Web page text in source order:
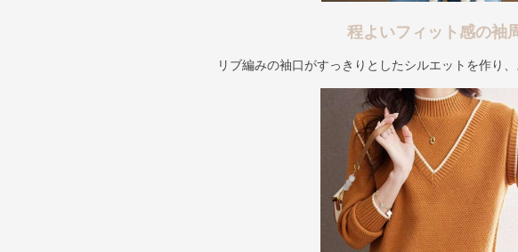
程よいフィット感の袖
リブ編みの袖口がすっきりとしたシルエットを作り